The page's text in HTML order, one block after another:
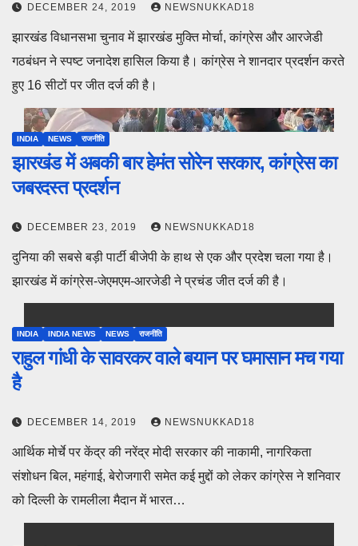
DECEMBER 24, 2019 NEWSNUKKAD18
झारखंड विधानसभा चुनाव में झारखंड मुक्ति मोर्चा, कांग्रेस और आरजेडी
गठबंधन ने स्पष्ट जनादेश हासिल किया है। कांग्रेस ने शानदार प्रदर्शन करते
हुए 16 सीटों पर जीत दर्ज की है।
INDIA NEWS राजनीति
झारखंड में अबकी बार हेमंत सोरेन सरकार, कांग्रेस का
जबरदस्त प्रदर्शन
DECEMBER 23, 2019 NEWSNUKKAD18
दुनिया की सबसे बड़ी पार्टी बीजेपी के हाथ से एक और प्रदेश चला गया है।
झारखंड में कांग्रेस-जेएमएम-आरजेडी ने प्रचंड जीत दर्ज की है।
INDIA INDIA NEWS NEWS राजनीति
राहुल गांधी के सावरकर वाले बयान पर घमासान मच गया
है
DECEMBER 14, 2019 NEWSNUKKAD18
आर्थिक मोर्चे पर केंद्र की नरेंद्र मोदी सरकार की नाकामी, नागरिकता
संशोधन बिल, महंगाई, बेरोजगारी समेत कई मुद्दों को लेकर कांग्रेस ने शनिवार
को दिल्ली के रामलीला मैदान में भारत…